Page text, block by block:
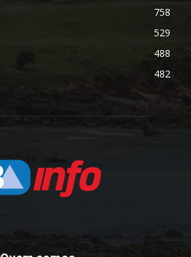
758
529
488
482